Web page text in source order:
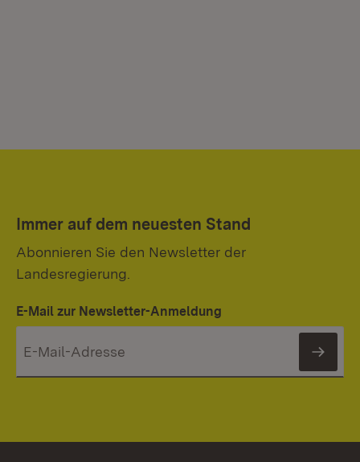
Immer auf dem neuesten Stand
Abonnieren Sie den Newsletter der
Landesregierung.
E-Mail zur Newsletter-Anmeldung